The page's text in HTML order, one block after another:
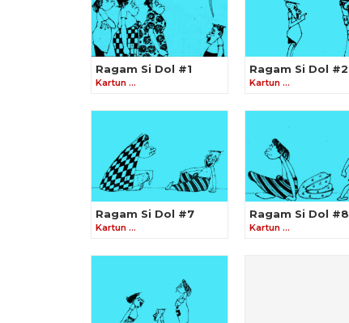
Ragam Si Dol #1
Kartun …
Ragam Si Dol #2
Kartun …
Ragam Si Dol #7
Kartun …
Ragam Si Dol #8
Kartun …